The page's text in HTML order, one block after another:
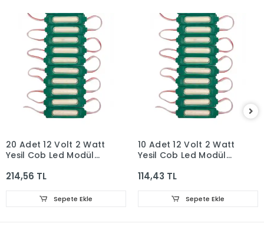
20 Adet 12 Volt 2 Watt
Yeşil Cob Led Modül
214,56 TL
Sepete Ekle
10 Adet 12 Volt 2 Watt
Yeşil Cob Led Modül
114,43 TL
Sepete Ekle